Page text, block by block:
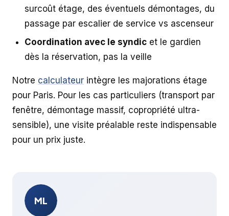
surcoût étage, des éventuels démontages, du
passage par escalier de service vs ascenseur
Coordination avec le syndic et le gardien
dès la réservation, pas la veille
Notre calculateur intègre les majorations étage
pour Paris. Pour les cas particuliers (transport par
fenêtre, démontage massif, copropriété ultra-
sensible), une visite préalable reste indispensable
pour un prix juste.
ML